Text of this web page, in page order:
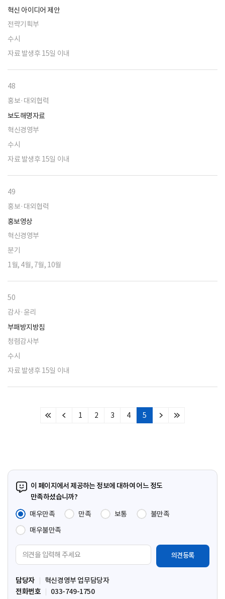
혁신 아이디어 제안
전략기획부
수시
자료 발생후 15일 이내
48
홍보·대외협력
보도해명자료
혁신경영부
수시
자료 발생후 15일 이내
49
홍보·대외협력
홍보영상
혁신경영부
분기
1월, 4월, 7월, 10월
50
감사·윤리
부패방지방침
청렴감사부
수시
자료 발생후 15일 이내
처
이
1 2 3 4 5
다
마
이 페이지에서 제공하는 정보에 대하여 어느 정도
만족하셨습니까?
매우만족
만족 보통
불만족
매우불만족
견
입
력
담당자
혁신경영부 업무담당자
전화번호
033-749-1750